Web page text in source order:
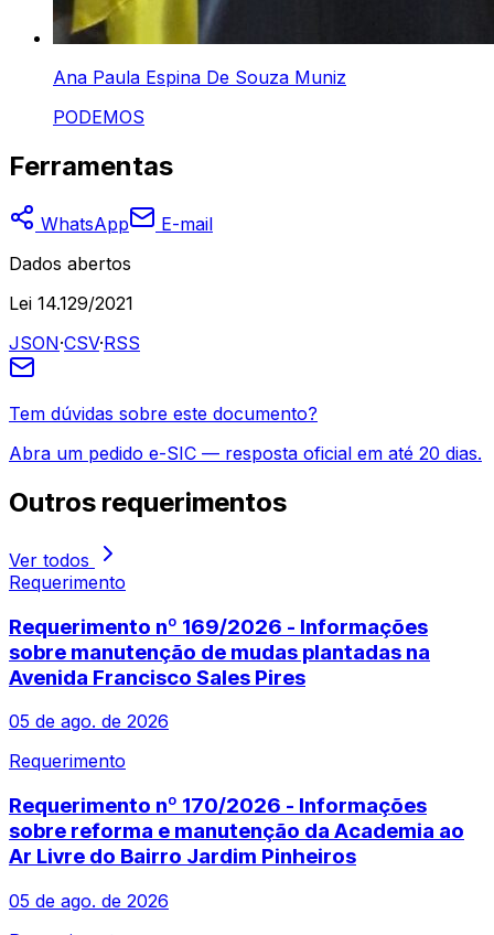
Ana Paula Espina De Souza Muniz
PODEMOS
Ferramentas
WhatsApp
E-mail
Dados abertos
Lei 14.129/2021
JSON·CSV·RSS
Tem dúvidas sobre este documento?
Abra um pedido e-SIC — resposta oficial em até 20 dias.
Outros requerimentos
Ver todos
Requerimento
Requerimento nº 169/2026 - Informações
sobre manutenção de mudas plantadas na
Avenida Francisco Sales Pires
05 de ago. de 2026
Requerimento
Requerimento nº 170/2026 - Informações
sobre reforma e manutenção da Academia ao
Ar Livre do Bairro Jardim Pinheiros
05 de ago. de 2026